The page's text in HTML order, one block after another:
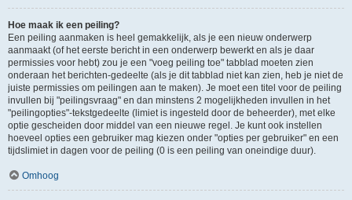
Hoe maak ik een peiling?
Een peiling aanmaken is heel gemakkelijk, als je een nieuw onderwerp
aanmaakt (of het eerste bericht in een onderwerp bewerkt en als je daar
permissies voor hebt) zou je een "voeg peiling toe" tabblad moeten zien
onderaan het berichten-gedeelte (als je dit tabblad niet kan zien, heb je niet de
juiste permissies om peilingen aan te maken). Je moet een titel voor de peiling
invullen bij "peilingsvraag" en dan minstens 2 mogelijkheden invullen in het
"peilingopties"-tekstgedeelte (limiet is ingesteld door de beheerder), met elke
optie gescheiden door middel van een nieuwe regel. Je kunt ook instellen
hoeveel opties een gebruiker mag kiezen onder "opties per gebruiker" en een
tijdslimiet in dagen voor de peiling (0 is een peiling van oneindige duur).
Omhoog